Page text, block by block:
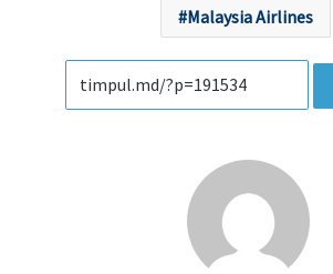
Malaysia Airlines